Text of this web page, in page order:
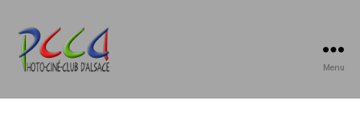
Ciné-
Menu